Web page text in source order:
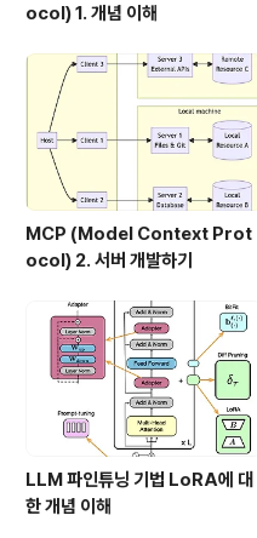
ocol) 1. 개념 이해
MCP (Model Context Prot
ocol) 2. 서버 개발하기
LLM 파인튜닝 기법 LoRA에 대
한 개념 이해